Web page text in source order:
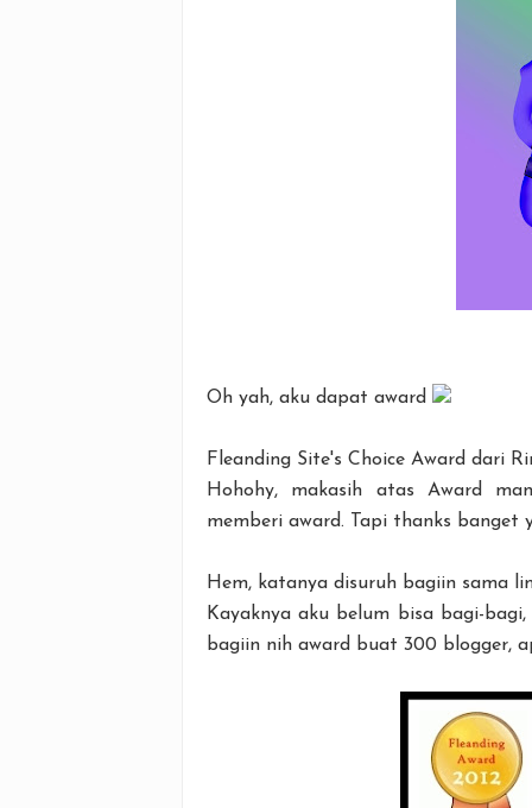
Oh yah, aku dapat award
Fleanding Site's Choice Award dari
Hohohy, makasih atas Award
memberi award. Tapi thanks banget
Hem, katanya disuruh bagiin sama
Kayaknya aku belum bisa bagi-
bagiin nih award buat 300 blogger,